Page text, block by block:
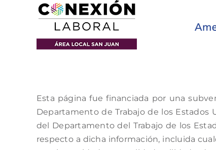
Esta página fue financiada por una
Departamento de Trabajo de los Estados
del Departamento del Trabajo de los
respecto a dicha información, incluida